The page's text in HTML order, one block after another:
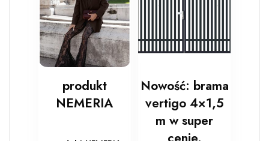
produkt
NEMERIA
Nowość: brama
vertigo 4×1,5
m w super